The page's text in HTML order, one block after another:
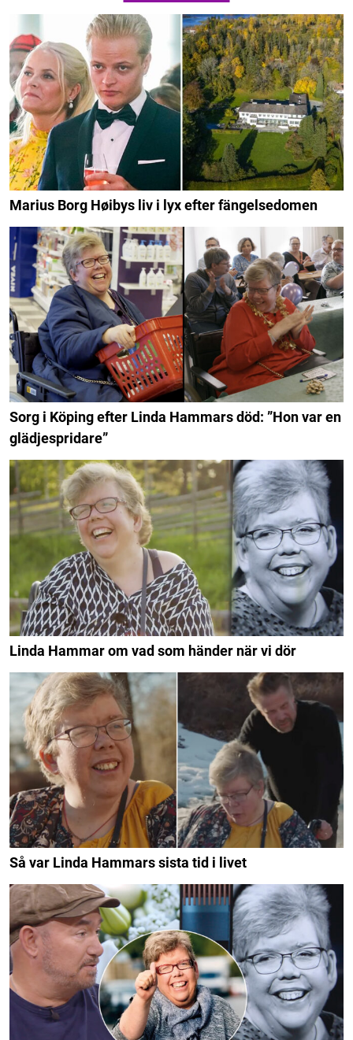
Marius Borg Høibys liv i lyx efter fängelsedomen
Sorg i Köping efter Linda Hammars död: ”Hon var en
glädjespridare”
Linda Hammar om vad som händer när vi dör
Så var Linda Hammars sista tid i livet